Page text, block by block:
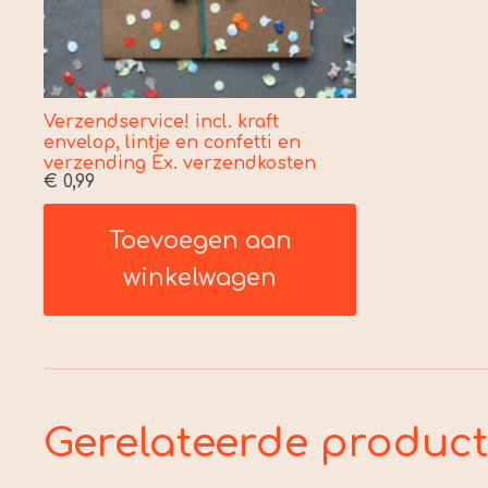
Verzendservice! incl. kraft
envelop, lintje en confetti en
verzending Ex. verzendkosten
€ 0,99
Toevoegen aan
winkelwagen
Gerelateerde